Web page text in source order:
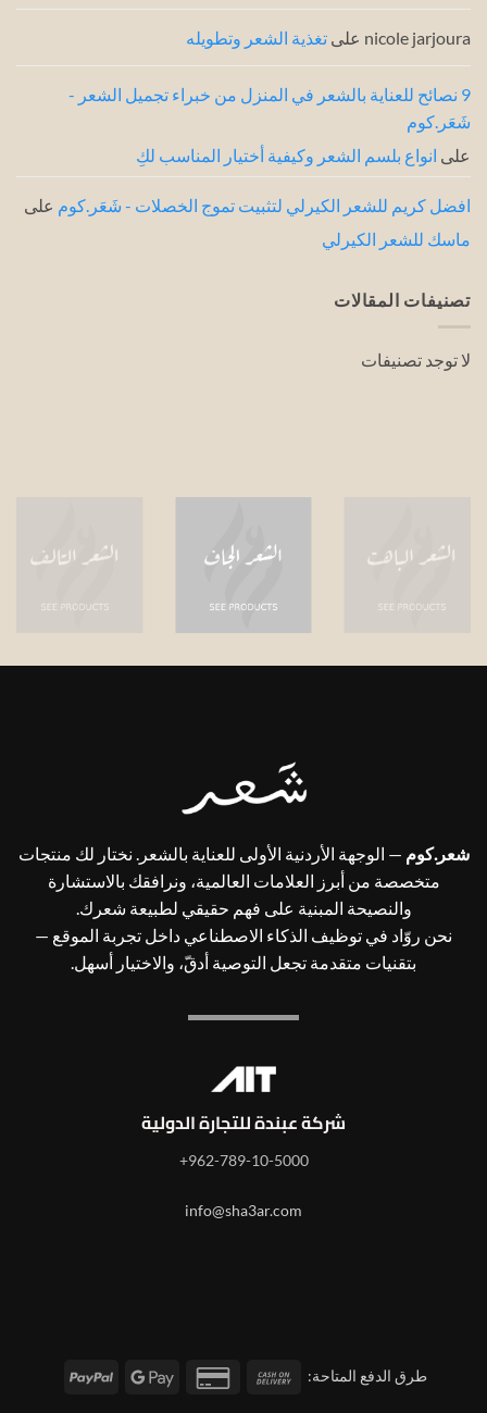
nicole jarjoura على تغذية الشعر وتطويله
9 نصائح للعناية بالشعر في المنزل من خبراء تجميل الشعر -
شَعَر.كوم
على انواع بلسم الشعر وكيفية أختيار المناسب لكِ
افضل كريم للشعر الكيرلي لتثبيت تموج الخصلات - شَعَر.كوم على
ماسك للشعر الكيرلي
تصنيفات المقالات
لا توجد تصنيفات
شعر.كوم — الوجهة الأردنية الأولى للعناية بالشعر. نختار لك منتجات
متخصصة من أبرز العلامات العالمية، ونرافقك بالاستشارة
والنصيحة المبنية على فهم حقيقي لطبيعة شعرك.
نحن روّاد في توظيف الذكاء الاصطناعي داخل تجربة الموقع —
بتقنيات متقدمة تجعل التوصية أدقّ، والاختيار أسهل.
شركة عبندة للتجارة الدولية
962-789-10-5000+
info@sha3ar.com
طرق الدفع المتاحة:
Cash
Credit
Google
PayPal